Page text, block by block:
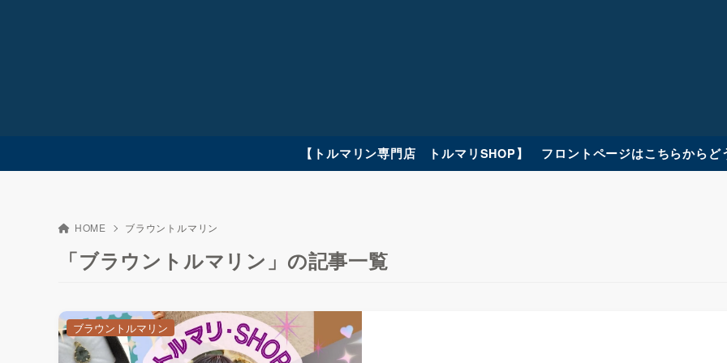
【トルマリン専門店 トルマリSHOP】 フロントページはこちらからど
HOME ブラウントルマリン
「ブラウントルマリン」の記事一覧
ブラウントルマリン